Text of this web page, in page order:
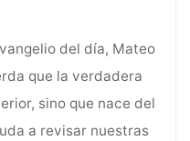
del día, Mateo
que la verdadera
sino que nace del
a revisar nuestras